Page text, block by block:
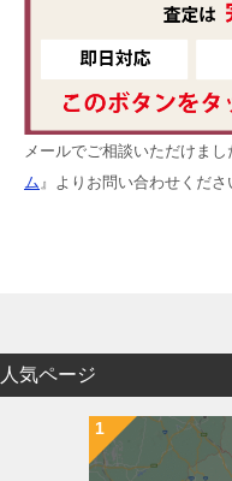
メールでご相談いただけま
ム 』よりお問い合わせくださ
人気ページ